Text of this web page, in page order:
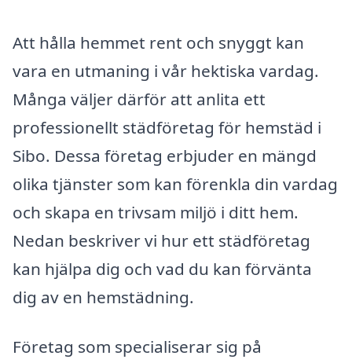
Att hålla hemmet rent och snyggt kan
vara en utmaning i vår hektiska vardag.
Många väljer därför att anlita ett
professionellt städföretag för hemstäd i
Sibo. Dessa företag erbjuder en mängd
olika tjänster som kan förenkla din vardag
och skapa en trivsam miljö i ditt hem.
Nedan beskriver vi hur ett städföretag
kan hjälpa dig och vad du kan förvänta
dig av en hemstädning.
Företag som specialiserar sig på